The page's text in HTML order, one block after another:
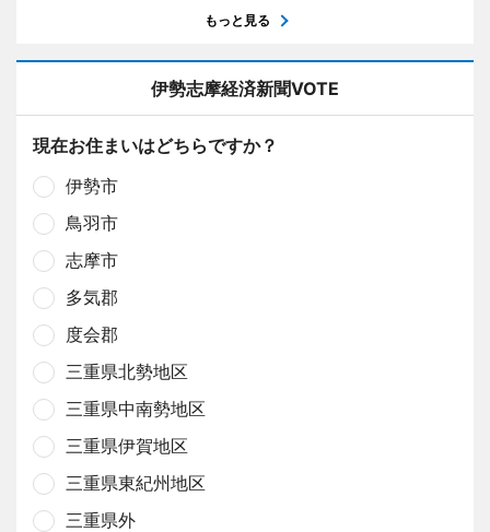
もっと見る
伊勢志摩経済新聞VOTE
現在お住まいはどちらですか？
伊勢市
鳥羽市
志摩市
多気郡
度会郡
三重県北勢地区
三重県中南勢地区
三重県伊賀地区
三重県東紀州地区
三重県外